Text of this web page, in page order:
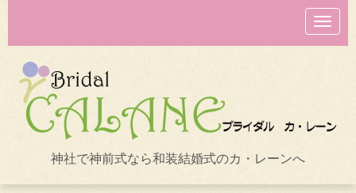
N
a
v
o
n
神社で神前式なら和装結婚式のカ・レーンへ